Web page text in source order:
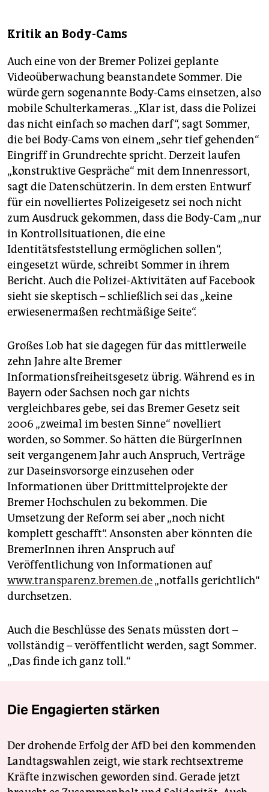
Kritik an Body-Cams
Auch eine von der Bremer Polizei geplante
Videoüberwachung beanstandete Sommer. Die
würde gern sogenannte Body-Cams einsetzen, also
mobile Schulterkameras. „Klar ist, dass die Polizei
das nicht einfach so machen darf“, sagt Sommer,
die bei Body-Cams von einem „sehr tief gehenden“
Eingriff in Grundrechte spricht. Derzeit laufen
„konstruktive Gespräche“ mit dem Innenressort,
sagt die Datenschützerin. In dem ersten Entwurf
für ein novelliertes Polizeigesetz sei noch nicht
zum Ausdruck gekommen, dass die Body-Cam „nur
in Kontrollsituationen, die eine
Identitätsfeststellung ermöglichen sollen“,
eingesetzt würde, schreibt Sommer in ihrem
Bericht. Auch die Polizei-Aktivitäten auf Facebook
sieht sie skeptisch – schließlich sei das „keine
erwiesenermaßen rechtmäßige Seite“.
Großes Lob hat sie dagegen für das mittlerweile
zehn Jahre alte Bremer
Informationsfreiheitsgesetz übrig. Während es in
Bayern oder Sachsen noch gar nichts
vergleichbares gebe, sei das Bremer Gesetz seit
2006 „zweimal im besten Sinne“ novelliert
worden, so Sommer. So hätten die BürgerInnen
seit vergangenem Jahr auch Anspruch, Verträge
zur Daseinsvorsorge einzusehen oder
Informationen über Drittmittelprojekte der
Bremer Hochschulen zu bekommen. Die
Umsetzung der Reform sei aber „noch nicht
komplett geschafft“. Ansonsten aber könnten die
BremerInnen ihren Anspruch auf
Veröffentlichung von Informationen auf
www.transparenz.bremen.de„notfalls gerichtlich“
durchsetzen.
Auch die Beschlüsse des Senats müssten dort –
vollständig – veröffentlicht werden, sagt Sommer.
„Das finde ich ganz toll.“
Die Engagierten stärken
Der drohende Erfolg der AfD bei den kommenden
Landtagswahlen zeigt, wie stark rechtsextreme
Kräfte inzwischen geworden sind. Gerade jetzt